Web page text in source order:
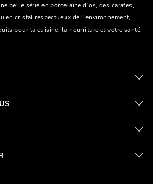
belle série en porcelaine d'os, des carafes,
en cristal respectueux de l'environnement,
pour la cuisine, la nourriture et votre santé.